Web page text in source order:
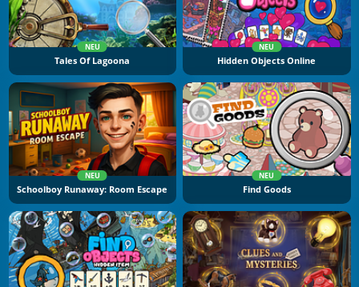
NEU
Tales Of Lagoona
NEU
Hidden Objects Online
NEU
Schoolboy Runaway: Room Escape
NEU
Find Goods